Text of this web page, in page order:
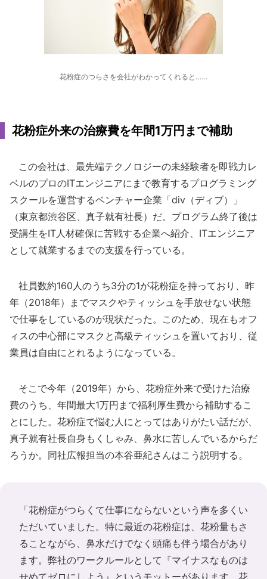
花粉症のつらさを会社がわかってくれると……
花粉症外来の治療費を年間1万円まで補助
この会社は、最先端テクノロジーの未経験者を即戦力レ
ベルのプロのITエンジニアにまで教育するプログラミング
スクールを運営するベンチャー企業「div（ディブ）」
（東京都渋谷区、真子就有社長）だ。プログラム終了後は
受講生をIT人材確保に苦戦する企業へ紹介、ITエンジニア
として就業するまでの支援を行っている。
社員数約160人のうち3分の1が花粉症を持っており、昨
年（2018年）までマスクやティッシュを手放せない状態
で仕事をしているのが現状だった。このため、現在もオフ
ィスの中心部にマスクと高級ティッシュを置いており、従
業員は自由にとれるようになっている。
そこで今年（2019年）から、花粉症外来で受けた治療
費のうち、年間最大1万円まで福利厚生費から補助するこ
とにした。花粉症で悩む人にとってはありがたい話だが、
真子就有社長自身もくしゃみ、鼻水に苦しんでいるからだ
ろうか。同社広報担当の本谷亜紀さんはこう説明する。
「花粉症がつらくて仕事にならないという声を多くい
ただいていました。特に最近の花粉症は、花粉量もさ
ることながら、鼻水だけでなく頭痛も伴う場合があり
ます。弊社のワークルールとして『マイナスなものは
せめてゼロにしよう』というモットーがあります。花